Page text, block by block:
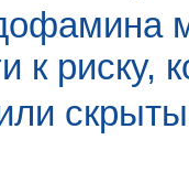
к риску,